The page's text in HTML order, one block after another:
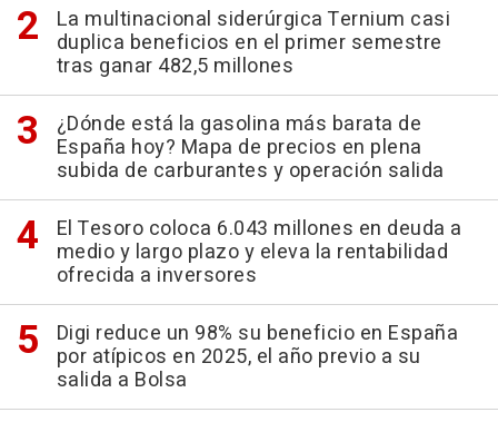
La multinacional siderúrgica Ternium casi
duplica beneficios en el primer semestre
tras ganar 482,5 millones
¿Dónde está la gasolina más barata de
España hoy? Mapa de precios en plena
subida de carburantes y operación salida
El Tesoro coloca 6.043 millones en deuda a
medio y largo plazo y eleva la rentabilidad
ofrecida a inversores
Digi reduce un 98% su beneficio en España
por atípicos en 2025, el año previo a su
salida a Bolsa